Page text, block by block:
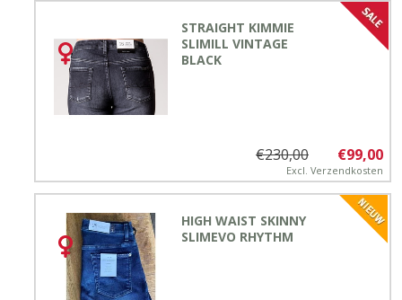
STRAIGHT KIMMIE
SLIMILL VINTAGE
BLACK
€99,00
€230,00
Excl. Verzendkosten
HIGH WAIST SKINNY
SLIMEVO RHYTHM